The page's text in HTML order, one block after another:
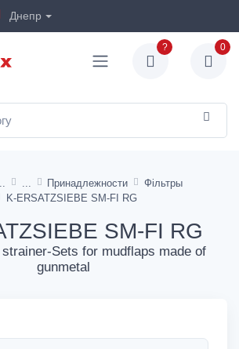
Днепр
? 0
Принадлежности
Фільтры
K-ERSATZSIEBE SM-FI RG
SM-FI RG
Sets for mudflaps made of
gunmetal